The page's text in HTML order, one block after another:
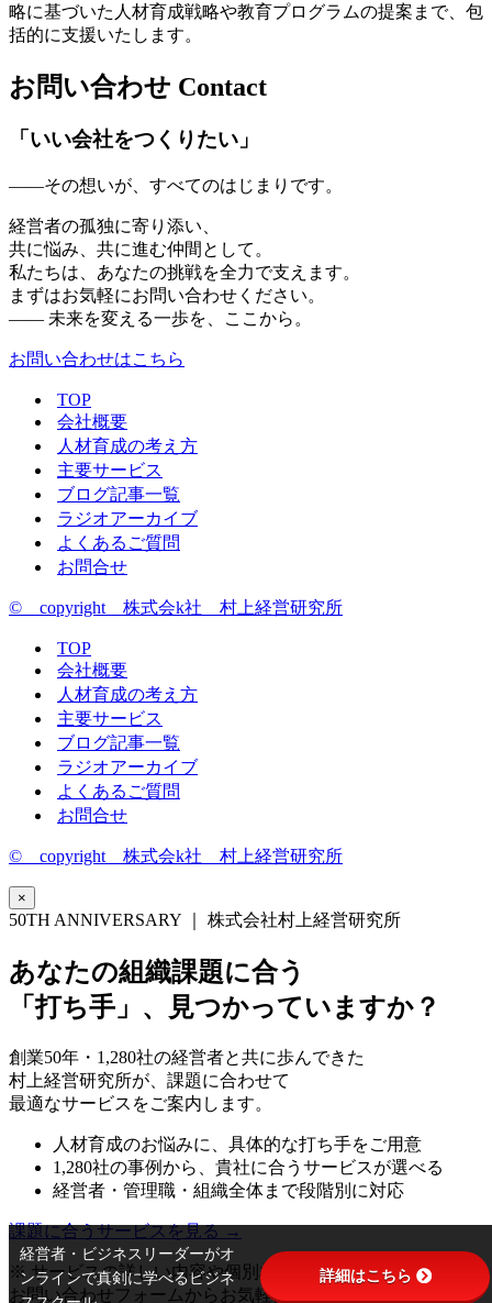
略に基づいた人材育成戦略や教育プログラムの提案まで、包
括的に支援いたします。
お問い合わせ Contact
「いい会社をつくりたい」
——その想いが、すべてのはじまりです。
経営者の孤独に寄り添い、
共に悩み、共に進む仲間として。
私たちは、あなたの挑戦を全力で支えます。
まずはお気軽にお問い合わせください。
—— 未来を変える一歩を、ここから。
お問い合わせはこちら
TOP
会社概要
人材育成の考え方
主要サービス
ブログ記事一覧
ラジオアーカイブ
よくあるご質問
お問合せ
© copyright 株式会k社 村上経営研究所
TOP
会社概要
人材育成の考え方
主要サービス
ブログ記事一覧
ラジオアーカイブ
よくあるご質問
お問合せ
© copyright 株式会k社 村上経営研究所
×
50TH ANNIVERSARY ｜ 株式会社村上経営研究所
あなたの組織課題に合う
「打ち手」、見つかっていますか？
創業50年・1,280社の経営者と共に歩んできた
村上経営研究所が、課題に合わせて
最適なサービスをご案内します。
人材育成のお悩みに、具体的な打ち手をご用意
1,280社の事例から、貴社に合うサービスが選べる
経営者・管理職・組織全体まで段階別に対応
課題に合うサービスを見る →
※ サービスの詳しい内容や個別相談は
お問い合わせフォームからお気軽にどうぞ
経営者・ビジネスリーダーがオ
ンラインで真剣に学べるビジネ
詳細はこちら